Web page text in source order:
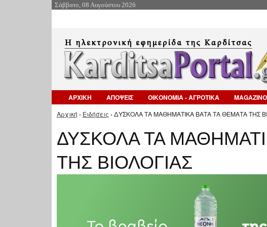
Σάββατο, 08 Αυγούστου 2026
ΑΡΧΙΚΗ ΑΠΟΨΕΙΣ ΟΙΚΟΝΟΜΙΑ - ΑΓΡΟΤΙΚΑ MAGAZINO
Είστε εδώ
Αρχική › Ειδήσεις › ΔΥΣΚΟΛΑ ΤΑ ΜΑΘΗΜΑΤΙΚΑ ΒΑΤΑ ΤΑ ΘΕΜΑΤΑ ΤΗΣ
ΔΥΣΚΟΛΑ ΤΑ
ΤΗΣ ΒΙΟΛΟΓΙΑΣ